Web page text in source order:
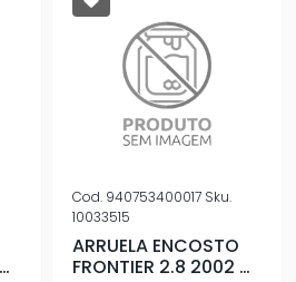
Cod. 940753400017 Sku.
10033515
ARRUELA ENCOSTO
FRONTIER 2.8 2002 A